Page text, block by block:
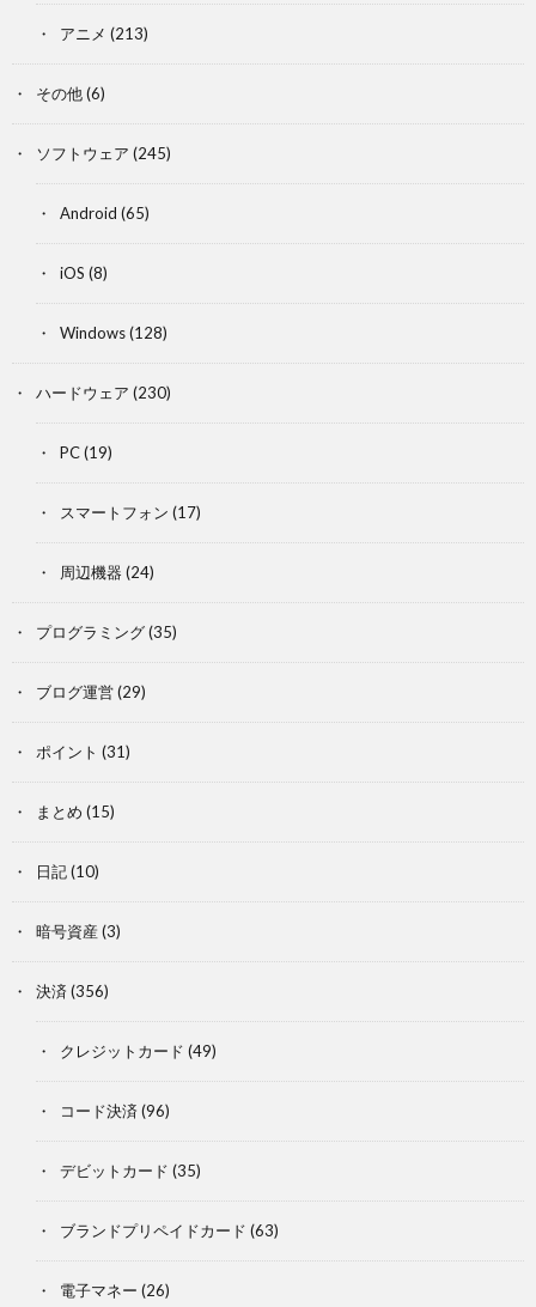
アニメ (213)
その他(6)
ソフトウェア (245)
Android (65)
iOS (8)
Windows(128)
ハードウェア (230)
PC(19)
スマートフォン (17)
周辺機器 (24)
プログラミング(35)
ブログ運営(29)
ポイント (31)
まとめ (15)
日記(10)
暗号資産 (3)
決済 (356)
クレジットカード (49)
コード決済 (96)
デビットカード (35)
ブランドプリペイドカード (63)
電子マネー (26)